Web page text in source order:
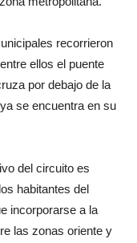
recorrieron
ellos el puente
por debajo de la
se encuentra en su
del circuito es
habitantes del
incorporarse a la
las zonas oriente y